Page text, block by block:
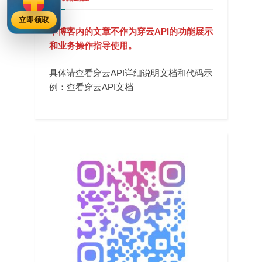
本博客内的文章不作为穿云API的功能展示
和业务操作指导使用。
具体请查看穿云API详细说明文档和代码示
例： 查看穿云API文档
立即领取